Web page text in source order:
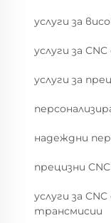
услуги за
услуги за
услуги за
надеждни
прецизни
услуги за
трансмисии